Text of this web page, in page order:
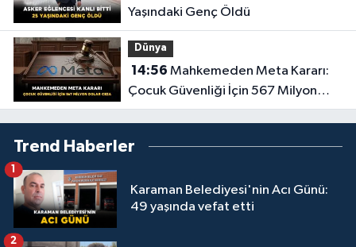
Yaşındaki Genç Öldü
Dünya
14:56
Çocuk Güvenliği İçin 567 Milyon
Dolar Ceza
Trend Haberler
Karaman Belediyesi'nin Acı Günü:
49 yaşında vefat etti
1
2